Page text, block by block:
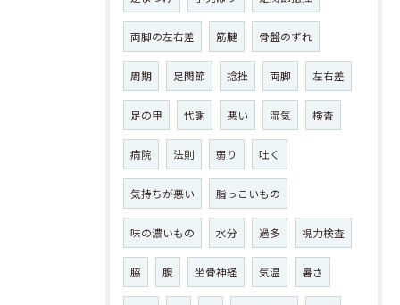
両脚の左右差 筋腱 骨盤のずれ
周期 足関節 捻挫 両脚 左右差
足の甲 代謝 悪い 湿気 検査
病院 法則 弱り 吐く
気持ちが悪い 脂っこいもの
味の濃いもの 水分 過多 視力検査
脇 腹 坐骨神経 気温 暑さ